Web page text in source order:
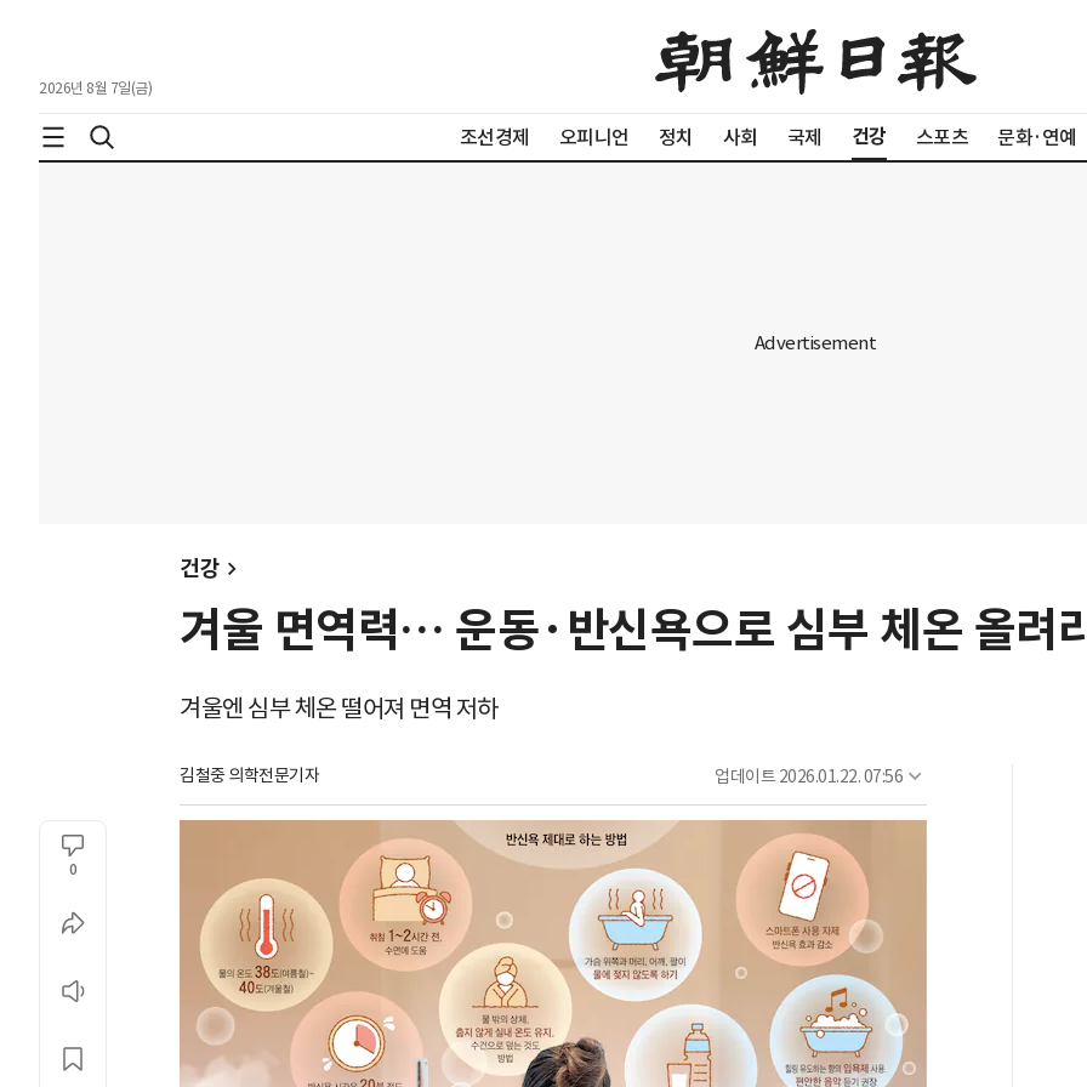
2026년 8월 7일(금)
조선경제 오피니언 정치 사회 국제 건강 스포츠 문화·연예
건강
겨울 면역력… 운동·반신욕으로 심부 체온 올려
겨울엔 심부 체온 떨어져 면역 저하
김철중 의학전문기자 업데이트 2026.01.22. 07:56
0